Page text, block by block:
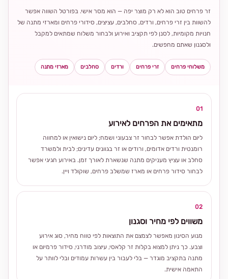
זר פרחים טוב הוא לא רק מוצר יפה — הוא מסר אישי. בפורטל השווה אפשר
להשוות בין זרי פרחים, ורדים, סחלבים, עציצים, סידורי פרחים ומארזי מתנה של
חנויות מקומיות, לסנן לפי תקציב ואירוע ולבחור משלוח שמתאים למקבל
ולסגנון שאתם מחפשים.
משלוחי פרחים זרי פרחים ורדים סחלבים מארזי מתנה
01
מתאימים את הפרחים לאירוע
ליום הולדת אפשר לבחור זר צבעוני ושמח; ליום נישואין או למחווה
רומנטית ורדים אדומים, ורודים או זר בגוונים עדינים; לבית ולמשרד
סחלב או עציץ מעניקים מתנה שנשארת לאורך זמן. באירוע חגיגי אפשר
לבחור סידור פרחים או מארז שמשלב פרחים, שוקולד ויין.
02
משווים לפי מחיר וסגנון
מנוע הסינון מאפשר לצמצם את התוצאות לפי טווח מחיר, סוג אירוע
וצבע. כך ניתן למצוא בקלות זר קלאסי, עיצוב מודרני, סידור פרמיום או
מתנה בתקציב מוגדר — בלי לעבור בין עשרות עמודים ובלי לוותר על
התאמה אישית.